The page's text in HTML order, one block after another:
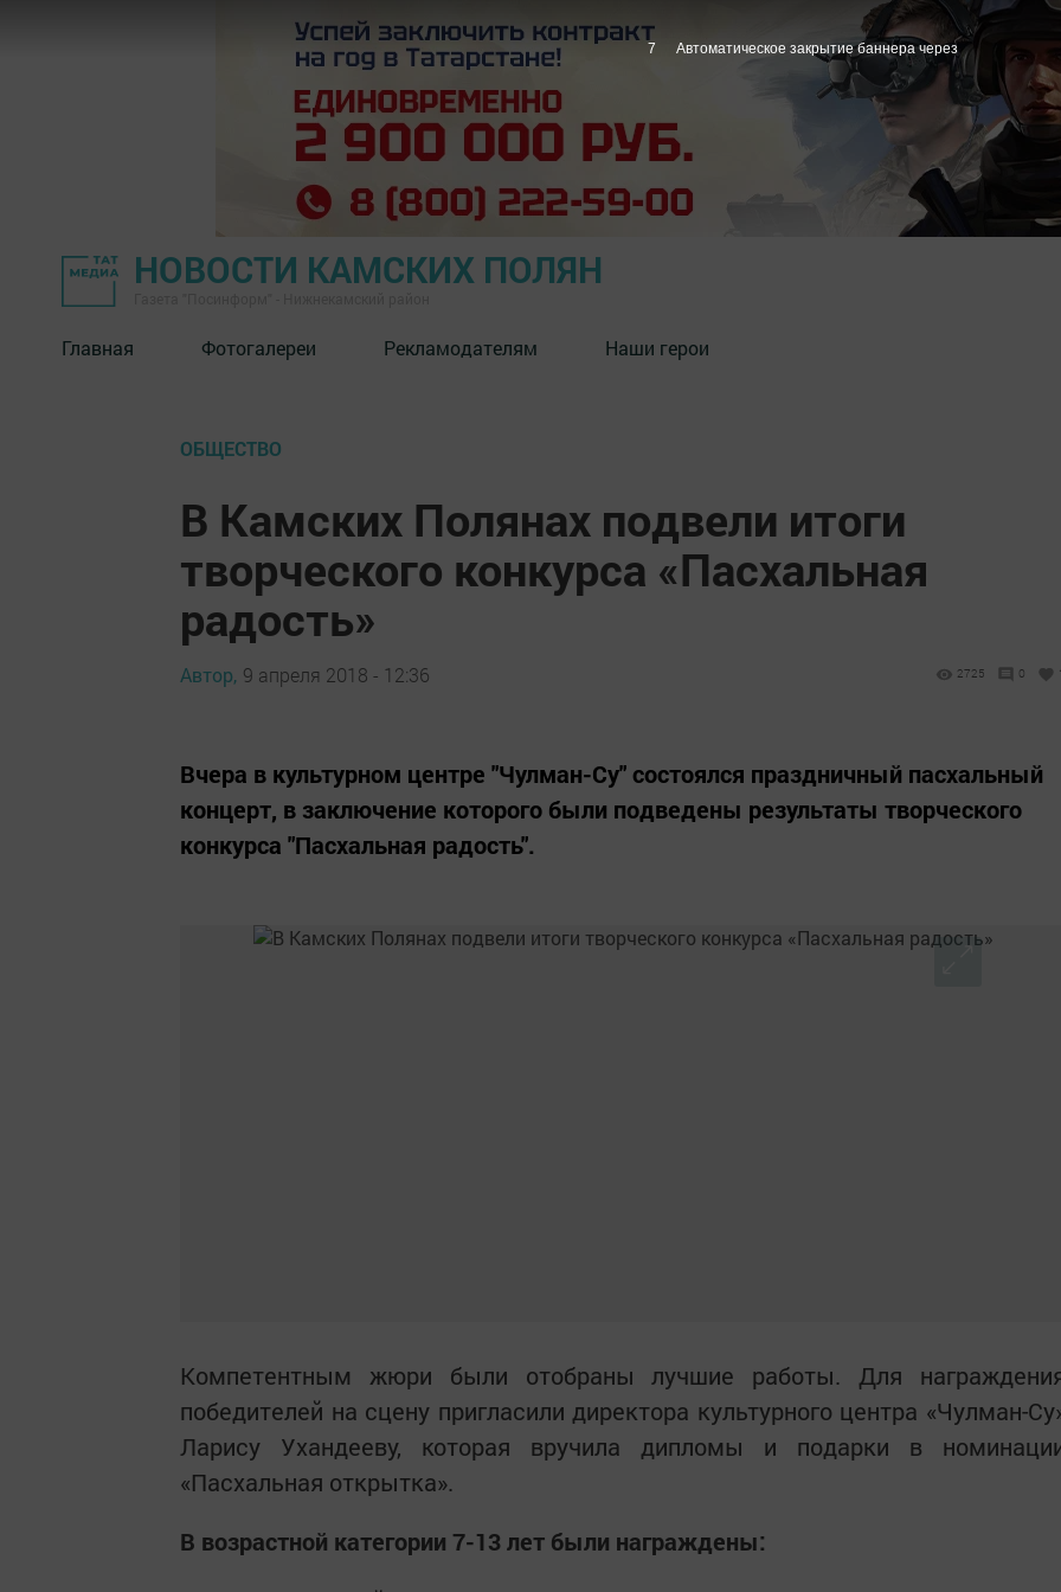
НОВОСТИ КАМСКИХ ПОЛЯН
Главная Фотогалереи Рекламодателям Наши герои
ОБЩЕСТВО
В Камских Полянах подвели итоги
творческого конкурса «Пасхальная
радость»
Автор, 9 апреля 2018 - 12:36 2725 0
Вчера в культурном центре "Чулман-Су" состоялся праздничный пасхальный
концерт, в заключение которого были подведены результаты творческого
конкурса "Пасхальная радость".
Компетентным жюри были отобраны лучшие работы. Для
победителей на сцену пригласили директора культурного центра «Чулман-
Ларису Ухандееву, которая вручила дипломы и подарки в
«Пасхальная открытка».
В возрастной категории 7-13 лет были награждены:
6 Автоматическое закрытие баннера через